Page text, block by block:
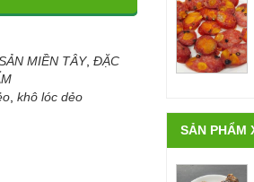
MIỀN TÂY, ĐẶC
, khô lóc dẻo
SẢN PHẨM